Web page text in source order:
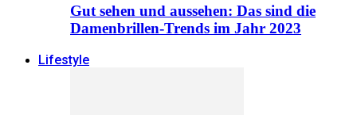
Gut sehen und aussehen: Das sind die
Damenbrillen-Trends im Jahr 2023
Lifestyle